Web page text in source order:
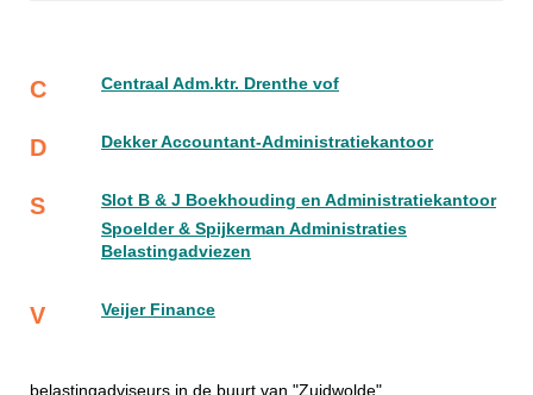
C Centraal Adm.ktr. Drenthe vof
D Dekker Accountant-Administratiekantoor
S
Slot B & J Boekhouding en Administratiekantoor
Spoelder & Spijkerman Administraties
Belastingadviezen
V Veijer Finance
belastingadviseurs in de buurt van "Zuidwolde"